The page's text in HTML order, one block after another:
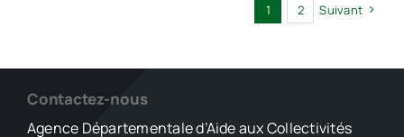
ont
aux
1 2 Suivant
Contactez-nous
Agence Départementale d’Aide aux Collectivités